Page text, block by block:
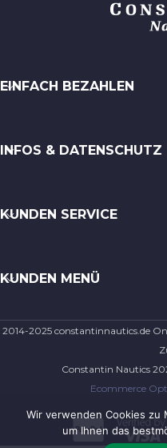
EINFACH BEZAHLEN
INFOS & DATENSCHUTZ
KUNDEN SERVICE
KUNDEN MENÜ
2014-2025 constantinnautics.de
Constantin Nautics
Ecommerce
Wir verwenden Cookies zu
um Ihnen das